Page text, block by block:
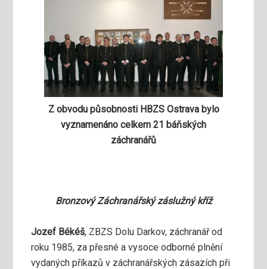
Z obvodu působnosti HBZS Ostrava bylo
vyznamenáno celkem 21 báňských
záchranářů
Bronzový Záchranářský záslužný kříž
Jozef Békéš, ZBZS Dolu Darkov, záchranář od
roku 1985, za přesné a vysoce odborné plnění
vydaných příkazů v záchranářských zásazích při